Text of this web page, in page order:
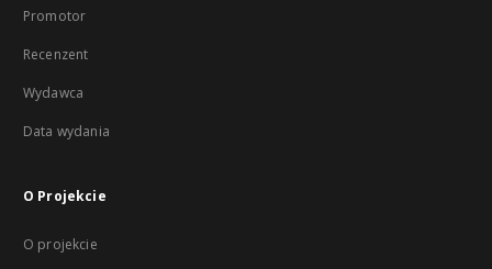
Promotor
Recenzent
Wydawca
Data wydania
O Projekcie
O projekcie